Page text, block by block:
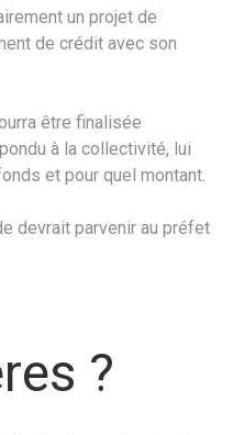
un projet de
de crédit avec son
être finalisée
à la collectivité, lui
et pour quel montant.
devrait parvenir au préfet
?